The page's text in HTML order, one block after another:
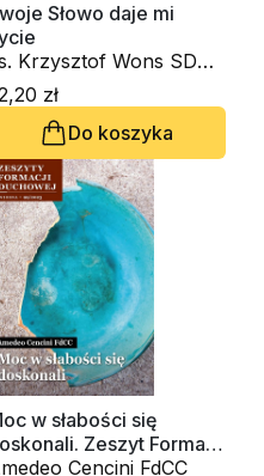
Słowo daje mi
Krzysztof Wons SDS,
Gianfranco Ravasi,
Grzegorz Ryś, o.
Raniero Cantalamessa
Cap., ks. Waldemar
Innocenzo
OSBCam.,
Cencini FdCC,
Piekarz
zł
Do koszyka
w słabości się
Zeszyt Formacji
nr 99
Cencini FdCC